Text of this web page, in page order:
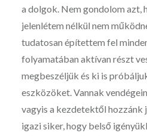
a dolgok. Nem gondolom azt,
jelenlétem nélkül nem
tudatosan építettem fel
folyamatában aktívan részt
megbeszéljük és ki is
eszközöket. Vannak
vagyis a kezdetektől hozzánk
igazi siker, hogy belső